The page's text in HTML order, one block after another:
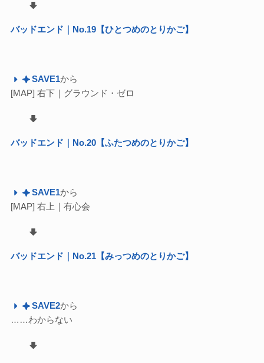
バッドエンド｜No.19【ひとつめのとりかご】
SAVE1から
[MAP] 右下｜グラウンド・ゼロ
バッドエンド｜No.20【ふたつめのとりかご】
SAVE1から
[MAP] 右上｜有心会
バッドエンド｜No.21【みっつめのとりかご】
SAVE2から
……わからない